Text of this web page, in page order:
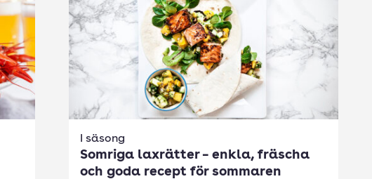
I säsong
Somriga laxrätter – enkla, fräscha
och goda recept för sommaren